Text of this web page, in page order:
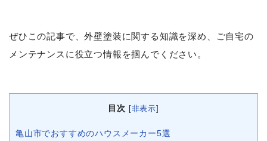
ぜひこの記事で、外壁塗装に関する知識を深め、ご自宅の
メンテナンスに役立つ情報を掴んでください。
目次 [非表示]
亀山市でおすすめのハウスメーカー5選